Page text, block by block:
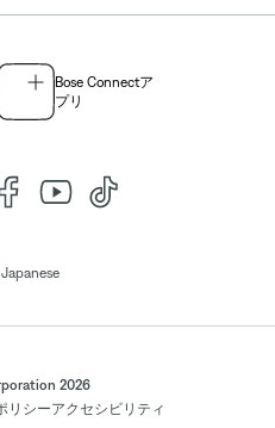
Bose Connectア
プリ
Japanese
2026
リシーアクセシビリティ